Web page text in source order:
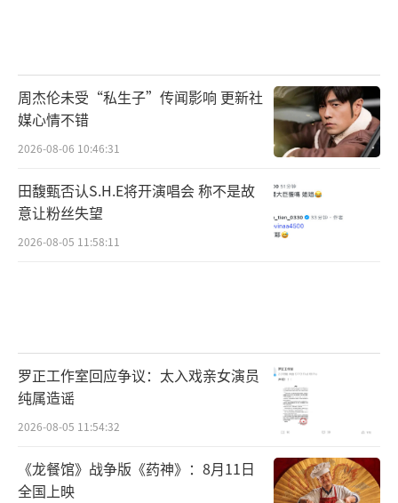
周杰伦未受“私生子”传闻影响 更新社
媒心情不错
2026-08-06 10:46:31
田馥甄否认S.H.E将开演唱会 称不是故
意让粉丝失望
2026-08-05 11:58:11
罗正工作室回应争议：太入戏亲女演员
纯属造谣
2026-08-05 11:54:32
《龙餐馆》战争版《药神》：8月11日
全国上映